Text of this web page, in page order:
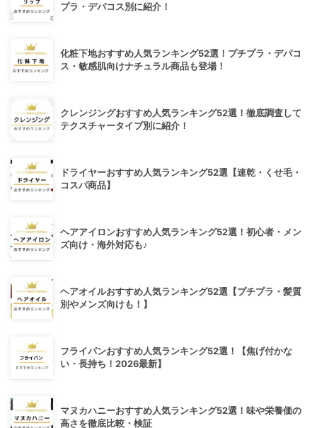
プラ・デパコス別に紹介！
化粧下地おすすめ人気ランキング52選！プチプラ・デパコ
ス・敏感肌向けナチュラル商品も登場！
クレンジングおすすめ人気ランキング52選！徹底調査して
テクスチャータイプ別に紹介！
ドライヤーおすすめ人気ランキング52選【速乾・くせ毛・
コスパ商品】
ヘアアイロンおすすめ人気ランキング52選！初心者・メン
ズ向け・海外対応も♪
ヘアオイルおすすめ人気ランキング52選【プチプラ・髪質
別やメンズ向けも！】
フライパンおすすめ人気ランキング52選！【焦げ付かな
い・長持ち！2026最新】
マヌカハニーおすすめ人気ランキング52選！味や栄養価の
高さを徹底比較・検証